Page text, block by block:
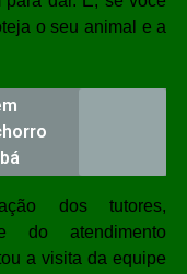
o seu animal e a
dos tutores,
do atendimento
a visita da equipe